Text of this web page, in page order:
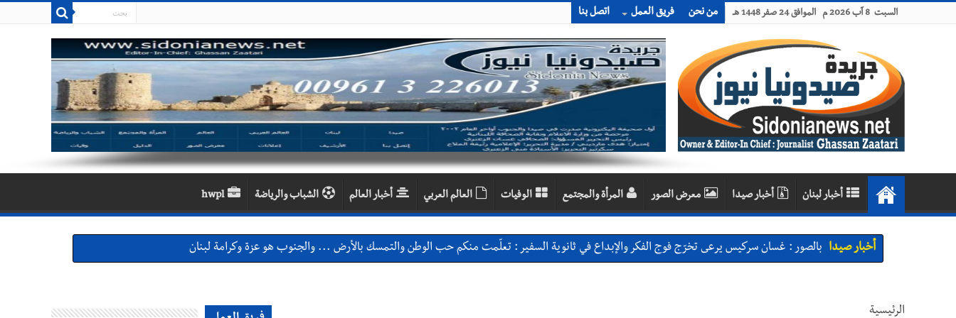
السبت 8 آب 2026 م الموافق 24 صفر 1448 هـ من نحن فريق العمل اتصل بنا
أخبار لبنان أخبار صيدا معرض الصور المرأة والمجتمع الوفيات العالم العربي أخبار العالم الشباب والرياضة hwpl
أخبار صيدا بالصور : غسان سركيس يرعى تخرّج فوج الفكر والإبداع في ثانوية السفير : تعلّمت منكم حب الوطن والتمسك بالأرض ... والجنوب هو عزة وكرامة لبنان
أخبار صيدا
الرئيسية